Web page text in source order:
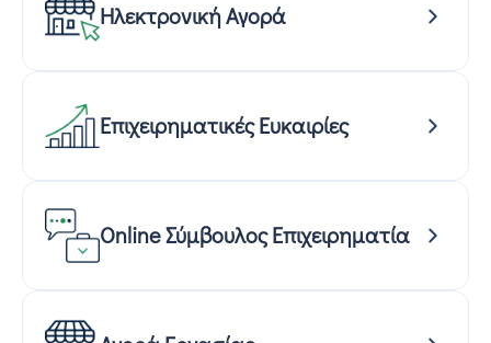
Ηλεκτρονική Αγορά
Επιχειρηματικές Ευκαιρίες
Online Σύμβουλος Επιχειρηματία